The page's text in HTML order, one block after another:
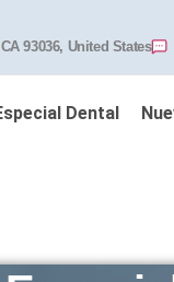
93036, United States
Dental